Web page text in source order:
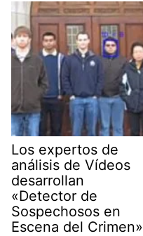
Los expertos de
análisis de Vídeos
desarrollan
«Detector de
Sospechosos en
Escena del Crimen»